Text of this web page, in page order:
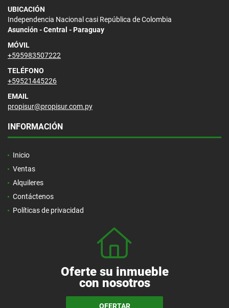
UBICACIÓN
Independencia Nacional casi República de Colombia
Asunción - Central - Paraguay
MÓVIL
+595983507222
TELÉFONO
+59521445226
EMAIL
propisur@propisur.com.py
INFORMACIÓN
Inicio
Ventas
Alquileres
Contáctenos
Políticas de privacidad
Oferte su inmueble
con nosotros
OFERTAR